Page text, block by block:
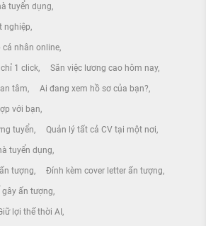
tuyển dụng
nghiệp
cá nhân online
1 click Săn việc lương cao hôm nay
tâm Ai đang xem hồ sơ của bạn?
với bạn
tuyển Quản lý tất cả CV tại một nơi
tuyển dụng
tượng Đính kèm cover letter ấn tượng
gây ấn tượng
lợi thế thời AI